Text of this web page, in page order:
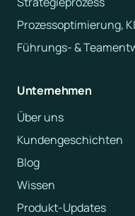
Prozessoptimierung,
Führungs- &
Unternehmen
Über uns
Kundengeschichten
Blog
Wissen
Produkt-Updates